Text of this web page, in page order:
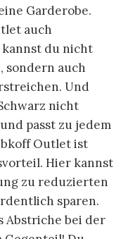
Garderobe.
auch
kannst du nicht
auch
Und
nicht
passt zu jedem
Outlet ist
Hier kannst
zu reduzierten
sparen.
Abstriche bei der